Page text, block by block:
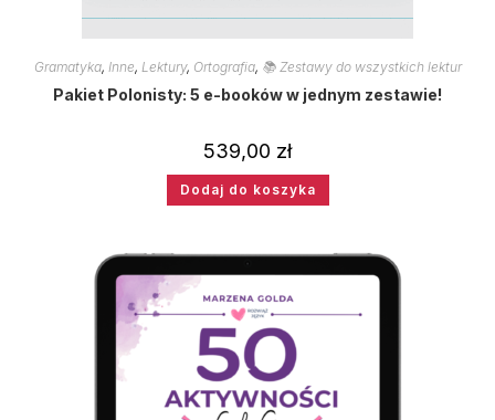
Gramatyka, Inne, Lektury, Ortografia, 📚 Zestawy do wszystkich lektur
Pakiet Polonisty: 5 e-booków w jednym zestawie!
539,00 zł
Dodaj do koszyka